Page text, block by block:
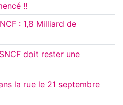
!!
: 1,8 Milliard de
doit rester une
la rue le 21 septembre